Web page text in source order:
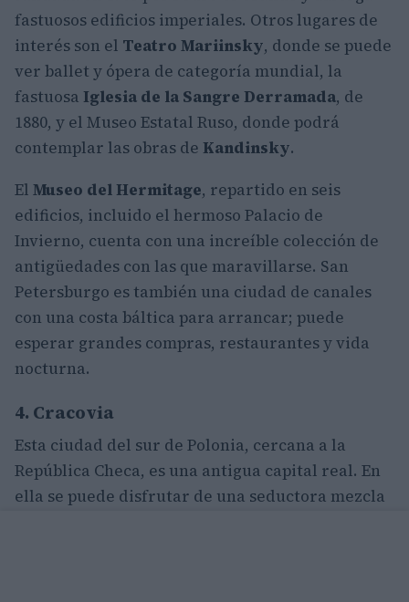
fastuosos edificios imperiales. Otros lugares de
interés son el Teatro Mariinsky, donde se puede
ver ballet y ópera de categoría mundial, la
fastuosa Iglesia de la Sangre Derramada, de
1880, y el Museo Estatal Ruso, donde podrá
contemplar las obras de Kandinsky.
El Museo del Hermitage, repartido en seis
edificios, incluido el hermoso Palacio de
Invierno, cuenta con una increíble colección de
antigüedades con las que maravillarse. San
Petersburgo es también una ciudad de canales
con una costa báltica para arrancar; puede
esperar grandes compras, restaurantes y vida
nocturna.
4. Cracovia
Esta ciudad del sur de Polonia, cercana a la
República Checa, es una antigua capital real. En
ella se puede disfrutar de una seductora mezcla